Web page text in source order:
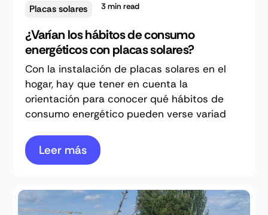
Placas solares 3min read
¿Varían los hábitos de consumo
energéticos con placas solares?
Con la instalación de placas solares en el
hogar, hay que tener en cuenta la
orientación para conocer qué hábitos de
consumo energético pueden verse variad
Leer más